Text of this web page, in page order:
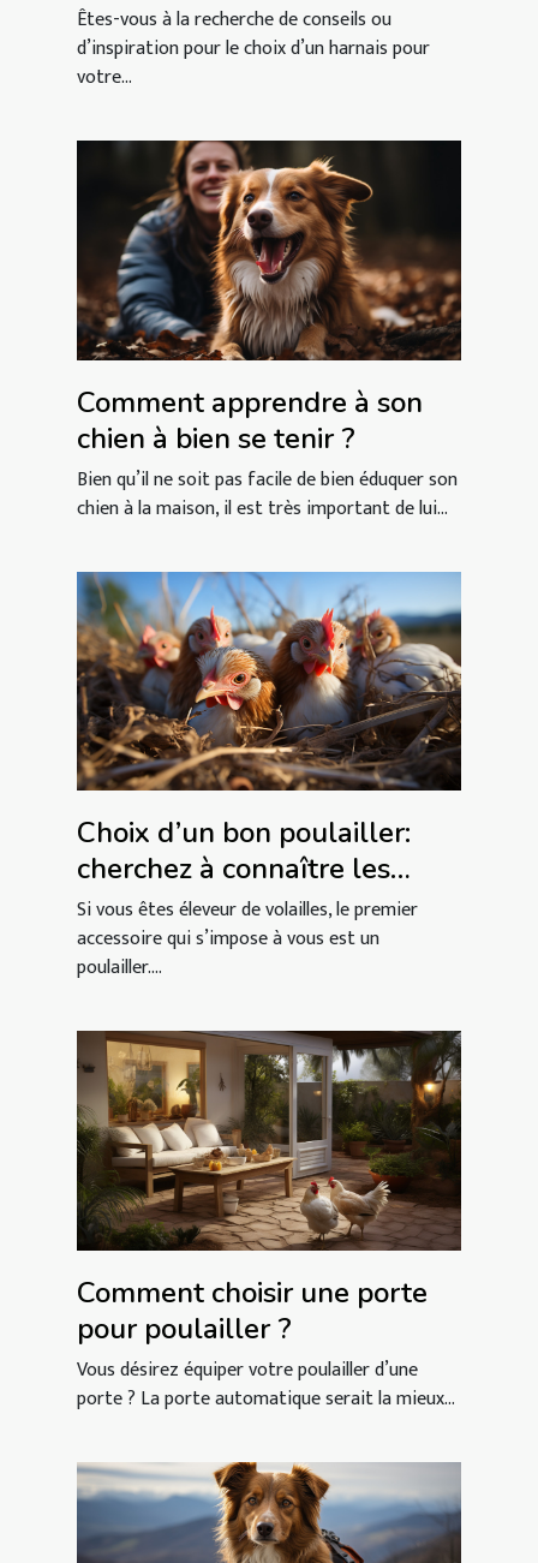
Êtes-vous à la recherche de conseils ou
d’inspiration pour le choix d’un harnais pour
votre...
Comment apprendre à son
chien à bien se tenir ?
Bien qu’il ne soit pas facile de bien éduquer son
chien à la maison, il est très important de lui...
Choix d’un bon poulailler:
cherchez à connaître les
critères
Si vous êtes éleveur de volailles, le premier
accessoire qui s’impose à vous est un
poulailler....
Comment choisir une porte
pour poulailler ?
Vous désirez équiper votre poulailler d’une
porte ? La porte automatique serait la mieux...